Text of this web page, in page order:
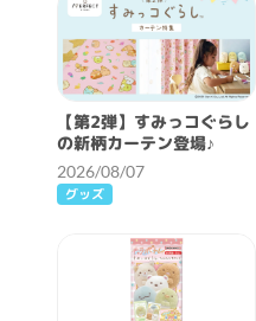
【第2弾】すみっコぐらし
の新柄カーテン登場♪
2026/08/07
グッズ